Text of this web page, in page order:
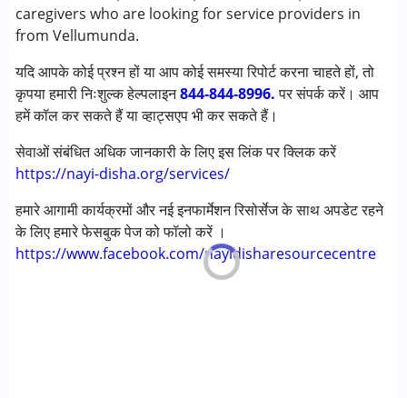
caregivers who are looking for service providers in
from Vellumunda.
यदि आपके कोई प्रश्न हों या आप कोई समस्या रिपोर्ट करना चाहते हों, तो
कृपया हमारी निःशुल्क हेल्पलाइन844-844-8996.पर संपर्क करें। आप
हमें कॉल कर सकते हैं या व्हाट्सएप भी कर सकते हैं।
सेवाओं संबंधित अधिक जानकारी के लिए इस लिंक पर क्लिक करें
https://nayi-disha.org/services/
हमारे आगामी कार्यक्रमों और नई इनफार्मेशन रिसोर्सेज के साथ अपडेट रहने
के लिए हमारे फेसबुक पेज को फॉलो करें ।
https://www.facebook.com/nayidisharesourcecentre
स्पेशल एजुकेशन
स्पीच थेरेपी
निम्नलिखित विकलांगता संबंधित सेवाएं उपलब्ध :
अटेंशन डेफिसिट (हाइपरएक्टिविटी) डिसऑर्डर (एडीडी/एडीएचडी)
ऑटिज्म स्पेक्ट्रम डिसऑर्डर (ए एस डी )
डाउन सिंड्रोम (डी एस )
मिर्गी
फ़्रिजाइल एक्स सिंड्रोम
ग्लोबल डेवलपमेंटल डिले (एर्लियर टर्म वाज़ एमआर)
लर्निंग डिसेबिलिटीज़ (एलडी)